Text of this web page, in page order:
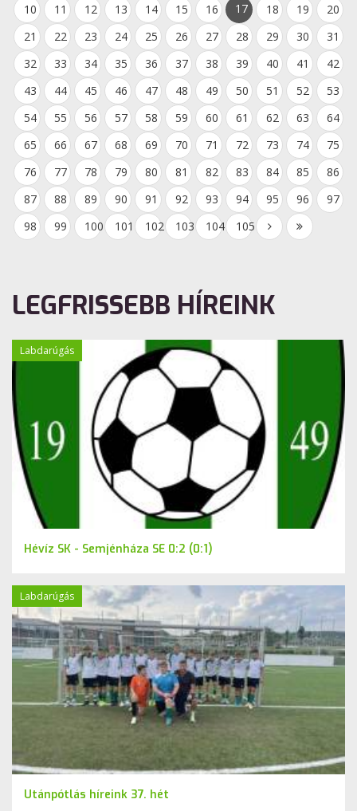
10
11 12 13 14 15 16 17 18 19
20
21
22 23 24 25 26 27 28 29 30
31
32
33 34 35 36 37 38 39 40 41
42
43
44 45 46 47 48 49 50 51 52
53
54
55 56 57 58 59 60 61 62 63
64
65
66 67 68 69 70 71 72 73 74
75
76
77 78 79 80 81 82 83 84 85
86
87
88 89 90 91 92 93 94 95 96
97
98
99 100 101 102 103 104 105
LEGFRISSEBB HÍREINK
Labdarúgás
Hévíz SK - Semjénháza SE 0:2 (0:1)
Labdarúgás
Utánpótlás híreink 37. hét